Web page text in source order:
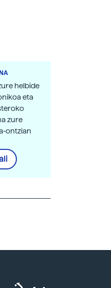
helbide
eta
zure
ontzian